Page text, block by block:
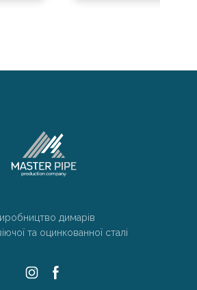
димарів
та оцинкованної сталі